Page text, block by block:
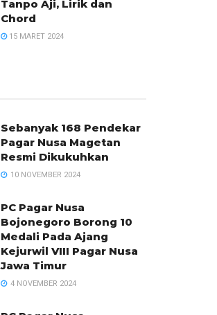
Tanpo Aji, Lirik dan
Chord
15 MARET 2024
Sebanyak 168 Pendekar
Pagar Nusa Magetan
Resmi Dikukuhkan
10 NOVEMBER 2024
PC Pagar Nusa
Bojonegoro Borong 10
Medali Pada Ajang
Kejurwil VIII Pagar Nusa
Jawa Timur
4 NOVEMBER 2024